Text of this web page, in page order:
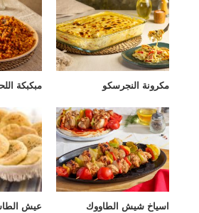
مكرونة النجرسكو مبكبكة
اسياخ شيش الطاووك
عيش